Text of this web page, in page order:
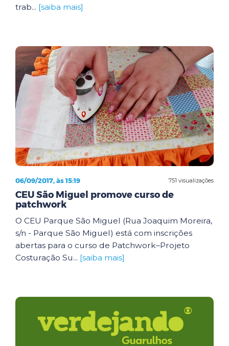
trab... [saiba mais]
751 visualizações
06/09/2017, às 15:19
CEU São Miguel promove curso de
patchwork
O CEU Parque São Miguel (Rua Joaquim Moreira,
s/n - Parque São Miguel) está com inscrições
abertas para o curso de Patchwork–Projeto
Costuração Su... [saiba mais]